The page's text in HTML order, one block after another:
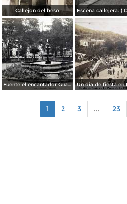
Callejon del beso.
Fuente el encantador Guanajuato.
1 2 3 ... 23